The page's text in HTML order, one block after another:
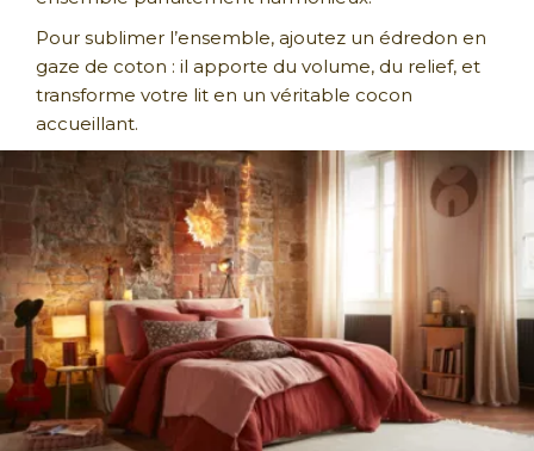
Pour sublimer l’ensemble, ajoutez un édredon en
gaze de coton : il apporte du volume, du relief, et
transforme votre lit en un véritable cocon
accueillant.